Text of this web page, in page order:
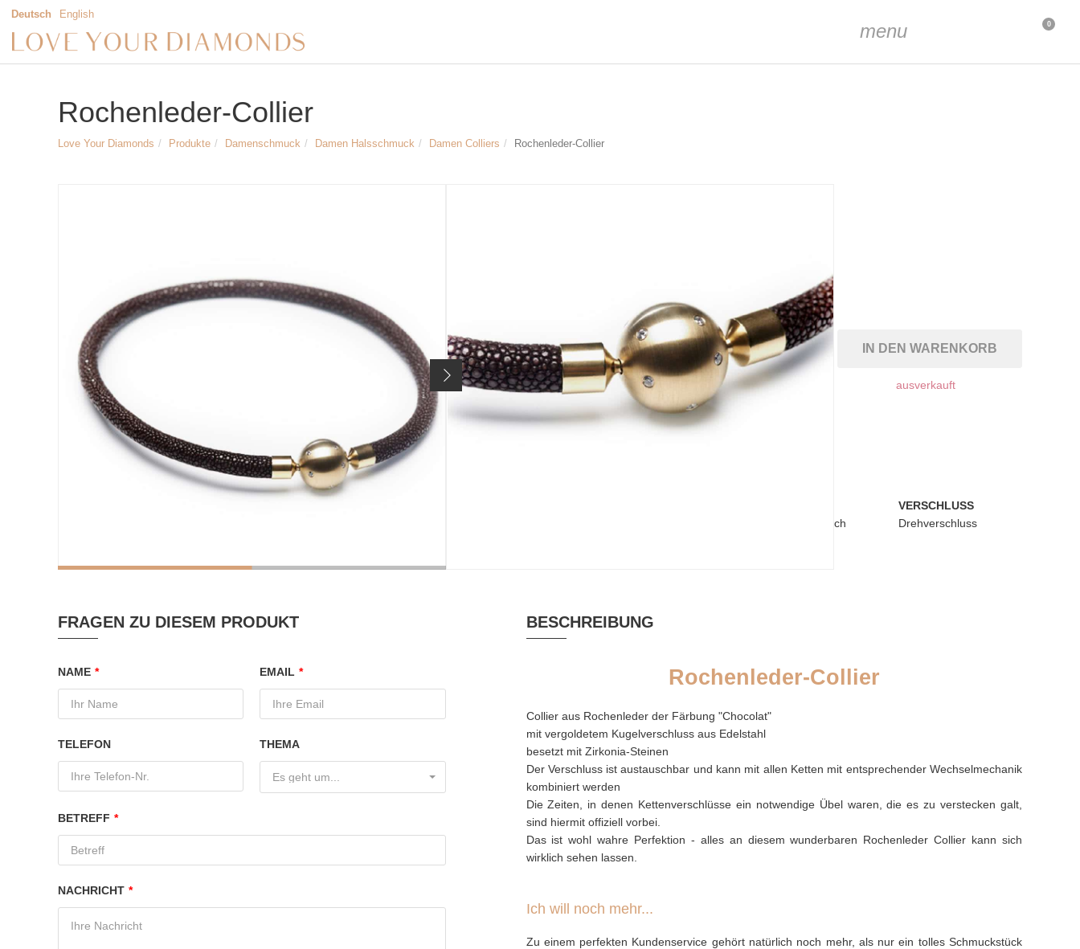
Deutsch English
menu 0
Rochenleder-Collier
Love Your Diamonds Produkte Damenschmuck Damen Halsschmuck Damen Colliers Rochenleder-Collier
379 €
Preis inkl. 19% MwSt. zzgl.Versandkosten
IN DEN WARENKORB
ausverkauft
GRÖSSE / VARIANTE:
Silberputztuch
VERSCHLUSS
Drehverschluss
FRAGEN ZU DIESEM PRODUKT
NAME * EMAIL *
TELEFON THEMA
Es geht um...
BETREFF *
NACHRICHT *
BESCHREIBUNG
Rochenleder-Collier
Collier aus Rochenleder der Färbung "Chocolat"
mit vergoldetem Kugelverschluss aus Edelstahl
besetzt mit Zirkonia-Steinen
Der Verschluss ist austauschbar und kann mit allen Ketten mit entsprechender Wechselmechanik
kombiniert werden
Die Zeiten, in denen Kettenverschlüsse ein notwendige Übel waren, die es zu verstecken galt,
sind hiermit offiziell vorbei.
Das ist wohl wahre Perfektion - alles an diesem wunderbaren Rochenleder Collier kann sich
wirklich sehen lassen.
Ich will noch mehr...
Zu einem perfekten Kundenservice gehört natürlich noch mehr, als nur ein tolles Schmuckstück